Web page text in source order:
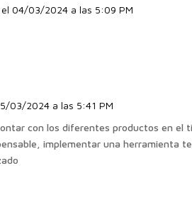
el 04/03/2024 a las 5:09 PM
03/2024 a las 5:41 PM
con los diferentes productos en el
implementar una herramienta